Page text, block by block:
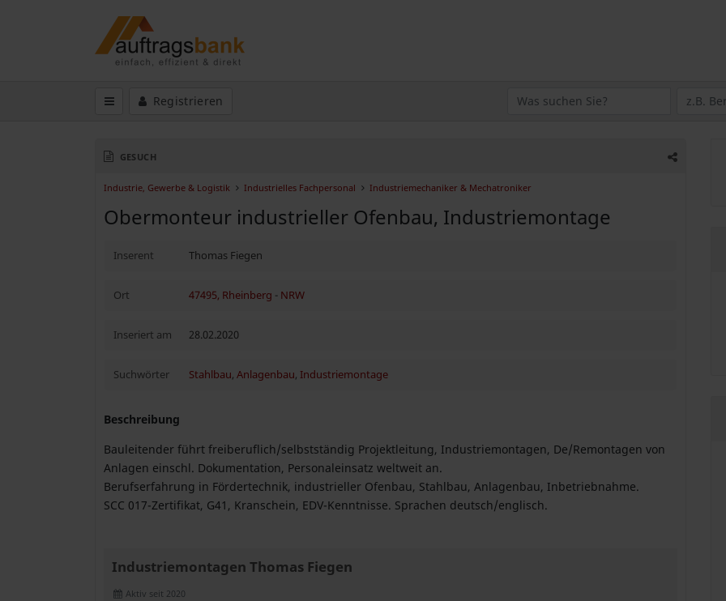
Registrieren
GESUCH
Industrie, Gewerbe & Logistik Industrielles Fachpersonal Industriemechaniker & Mechatroniker
Obermonteur industrieller Ofenbau, Industriemontage
Inserent Thomas Fiegen
Ort 47495, Rheinberg - NRW
Inseriert am 28.02.2020
Suchwörter Stahlbau, Anlagenbau, Industriemontage
Beschreibung
Bauleitender führt freiberuflich/selbstständig Projektleitung, Industriemontagen, De/Remontagen von
Anlagen einschl. Dokumentation, Personaleinsatz weltweit an.
Berufserfahrung in Fördertechnik, industrieller Ofenbau, Stahlbau, Anlagenbau, Inbetriebnahme.
SCC 017-Zertifikat, G41, Kranschein, EDV-Kenntnisse. Sprachen deutsch/englisch.
Industriemontagen Thomas Fiegen
Aktiv seit 2020